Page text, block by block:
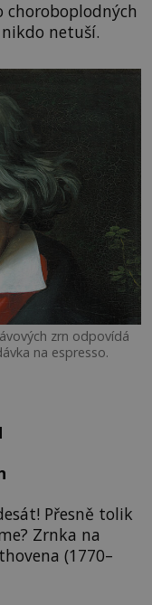
choroboplodných
netuší.
zrn odpovídá
na espresso.
Přesně tolik
Zrnka na
(1770–